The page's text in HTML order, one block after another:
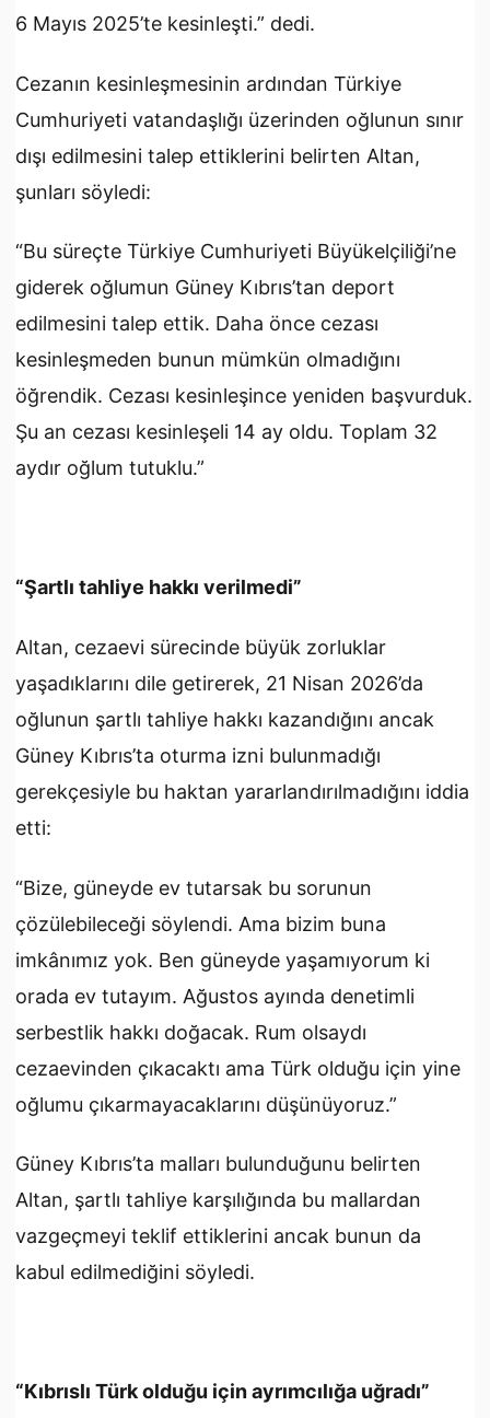
6 Mayıs 2025’te kesinleşti.” dedi.
Cezanın kesinleşmesinin ardından Türkiye
Cumhuriyeti vatandaşlığı üzerinden oğlunun sınır
dışı edilmesini talep ettiklerini belirten Altan,
şunları söyledi:
“Bu süreçte Türkiye Cumhuriyeti Büyükelçiliği’ne
giderek oğlumun Güney Kıbrıs’tan deport
edilmesini talep ettik. Daha önce cezası
kesinleşmeden bunun mümkün olmadığını
öğrendik. Cezası kesinleşince yeniden başvurduk.
Şu an cezası kesinleşeli 14 ay oldu. Toplam 32
aydır oğlum tutuklu.”
“Şartlı tahliye hakkı verilmedi”
Altan, cezaevi sürecinde büyük zorluklar
yaşadıklarını dile getirerek, 21 Nisan 2026’da
oğlunun şartlı tahliye hakkı kazandığını ancak
Güney Kıbrıs’ta oturma izni bulunmadığı
gerekçesiyle bu haktan yararlandırılmadığını iddia
etti:
“Bize, güneyde ev tutarsak bu sorunun
çözülebileceği söylendi. Ama bizim buna
imkânımız yok. Ben güneyde yaşamıyorum ki
orada ev tutayım. Ağustos ayında denetimli
serbestlik hakkı doğacak. Rum olsaydı
cezaevinden çıkacaktı ama Türk olduğu için yine
oğlumu çıkarmayacaklarını düşünüyoruz.”
Güney Kıbrıs’ta malları bulunduğunu belirten
Altan, şartlı tahliye karşılığında bu mallardan
vazgeçmeyi teklif ettiklerini ancak bunun da
kabul edilmediğini söyledi.
“Kıbrıslı Türk olduğu için ayrımcılığa uğradı”